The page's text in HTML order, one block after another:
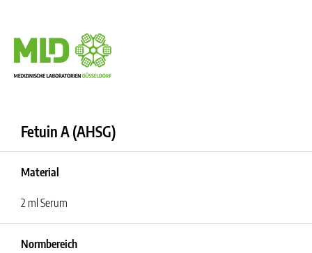
Fetuin A (AHSG)
Material
2 ml Serum
Normbereich